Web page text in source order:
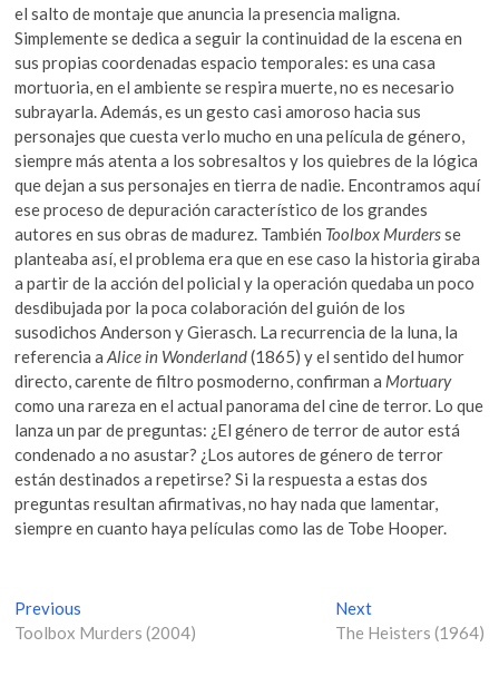
el salto de montaje que anuncia la presencia maligna.
Simplemente se dedica a seguir la continuidad de la escena en
sus propias coordenadas espacio temporales: es una casa
mortuoria, en el ambiente se respira muerte, no es necesario
subrayarla. Además, es un gesto casi amoroso hacia sus
personajes que cuesta verlo mucho en una película de género,
siempre más atenta a los sobresaltos y los quiebres de la lógica
que dejan a sus personajes en tierra de nadie. Encontramos aquí
ese proceso de depuración característico de los grandes
autores en sus obras de madurez. También Toolbox Murdersse
planteaba así, el problema era que en ese caso la historia giraba
a partir de la acción del policial y la operación quedaba un poco
desdibujada por la poca colaboración del guión de los
susodichos Anderson y Gierasch. La recurrencia de la luna, la
referencia aAlice in Wonderland(1865) y el sentido del humor
directo, carente de filtro posmoderno, confirman a Mortuary
como una rareza en el actual panorama del cine de terror. Lo que
lanza un par de preguntas: ¿El género de terror de autor está
condenado a no asustar? ¿Los autores de género de terror
están destinados a repetirse? Si la respuesta a estas dos
preguntas resultan afirmativas, no hay nada que lamentar,
siempre en cuanto haya películas como las de Tobe Hooper.
N
a
Previous
r
Toolbox Murders (2004)
NextN
e
The Heisters (1964)